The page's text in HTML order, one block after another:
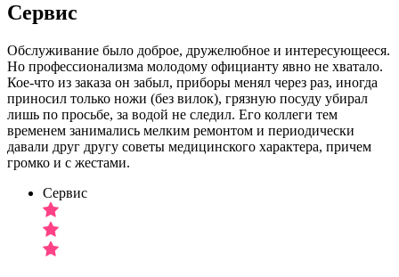
Сервис
Обслуживание было доброе, дружелюбное и интересующееся.
Но профессионализма молодому официанту явно не хватало.
Кое-что из заказа он забыл, приборы менял через раз, иногда
приносил только ножи (без вилок), грязную посуду убирал
лишь по просьбе, за водой не следил. Его коллеги тем
временем занимались мелким ремонтом и периодически
давали друг другу советы медицинского характера, причем
громко и с жестами.
Сервис